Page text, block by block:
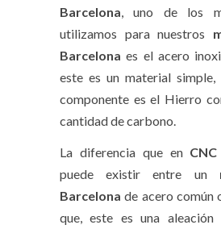
Barcelona, uno de los
utilizamos para nuestros
Barcelona es el acero
este es un material
componente es el Hierro
cantidad de carbono.
La diferencia que en CNC
puede existir entre un
Barcelona de acero común
que, este es una